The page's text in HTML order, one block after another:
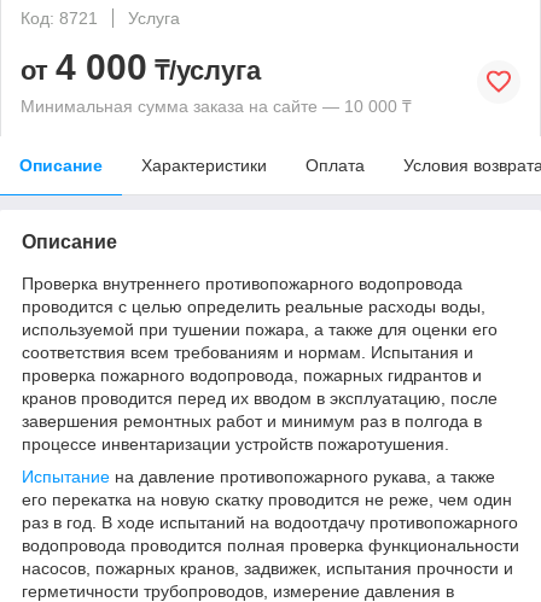
Код: 8721 Услуга
от 4 000 ₸/услуга
Минимальная сумма заказа на сайте — 10 000 ₸
Описание Характеристики Оплата Условия
Описание
Проверка внутреннего противопожарного водопровода
проводится с целью определить реальные расходы воды,
используемой при тушении пожара, а также для оценки его
соответствия всем требованиям и нормам. Испытания и
проверка пожарного водопровода, пожарных гидрантов и
кранов проводится перед их вводом в эксплуатацию, после
завершения ремонтных работ и минимум раз в полгода в
процессе инвентаризации устройств пожаротушения.
Испытание на давление противопожарного рукава, а также
его перекатка на новую скатку проводится не реже, чем один
раз в год. В ходе испытаний на водоотдачу противопожарного
водопровода проводится полная проверка функциональности
насосов, пожарных кранов, задвижек, испытания прочности и
герметичности трубопроводов, измерение давления в